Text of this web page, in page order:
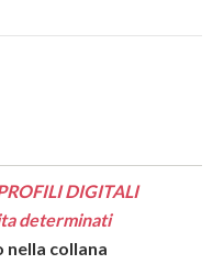
DIGITALI
determinati
nella collana